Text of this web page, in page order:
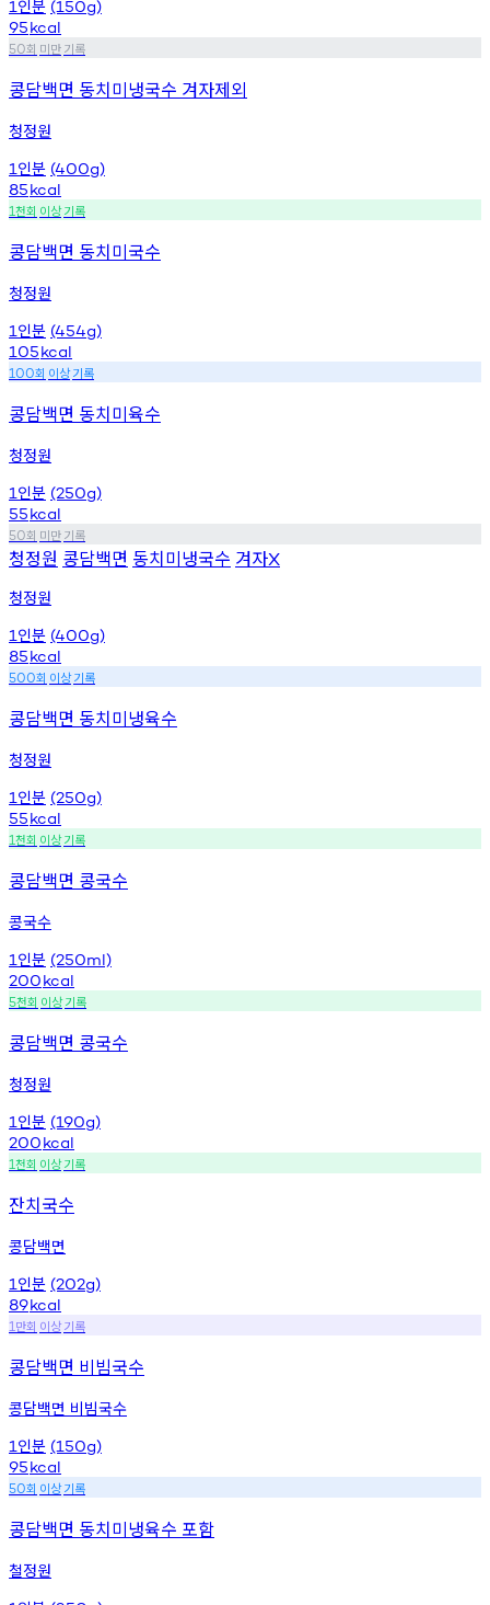
1 인분 (150g)
95kcal
50회 미만기록
콩담백면 동치미냉국수 겨자제외
청정원
1 인분 (400g)
85kcal
1천회 이상기록
콩담백면 동치미국수
청정원
1 인분 (454g)
105kcal
100회 이상기록
콩담백면 동치미육수
청정원
1 인분 (250g)
55kcal
50회 미만기록
청정원 콩담백면 동치미냉국수 겨자X
청정원
1 인분 (400g)
85kcal
500회 이상기록
콩담백면 동치미냉육수
청정원
1 인분 (250g)
55kcal
1천회 이상기록
콩담백면 콩국수
콩국수
1 인분 (250ml)
200kcal
5천회 이상기록
콩담백면 콩국수
청정원
1 인분 (190g)
200kcal
1천회 이상기록
잔치국수
콩담백면
1 인분 (202g)
89kcal
1 만회 이상기록
콩담백면 비빔국수
콩담백면 비빔국수
1 인분 (150g)
95kcal
50회 이상기록
콩담백면 동치미냉육수 포함
철정원